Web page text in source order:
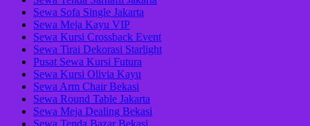
Sewa Sofa Single Jakarta
Sewa Meja Kayu VIP
Sewa Kursi Crossback Event
Sewa Tirai Dekorasi Starlight
Pusat Sewa Kursi Futura
Sewa Kursi Olivia Kayu
Sewa Arm Chair Bekasi
Sewa Round Table Jakarta
Sewa Meja Dealing Bekasi
Sewa Tenda Bazar Bekasi